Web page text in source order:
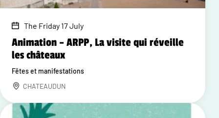
The Friday 17 July
Animation – ARPP, La visite qui réveille
les châteaux
Fêtes et manifestations
CHATEAUDUN